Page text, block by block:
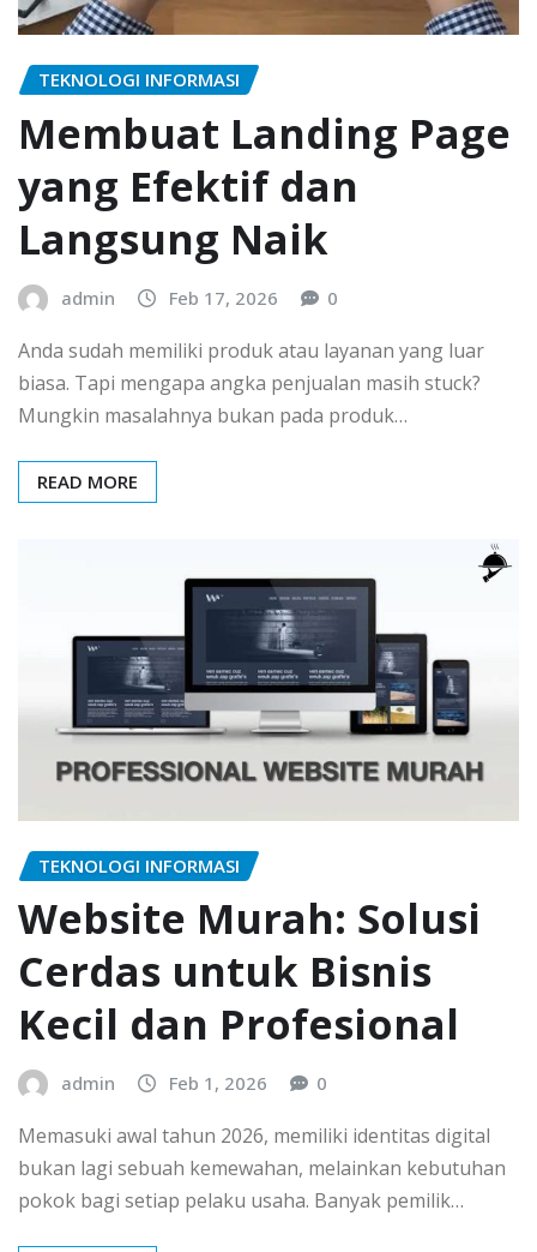
TEKNOLOGI INFORMASI
Membuat Landing Page
yang Efektif dan
Langsung Naik
admin Feb 17, 2026 0
Anda sudah memiliki produk atau layanan yang luar
biasa. Tapi mengapa angka penjualan masih stuck?
Mungkin masalahnya bukan pada produk…
READ MORE
TEKNOLOGI INFORMASI
Website Murah: Solusi
Cerdas untuk Bisnis
Kecil dan Profesional
admin Feb 1, 2026 0
Memasuki awal tahun 2026, memiliki identitas digital
bukan lagi sebuah kemewahan, melainkan kebutuhan
pokok bagi setiap pelaku usaha. Banyak pemilik…